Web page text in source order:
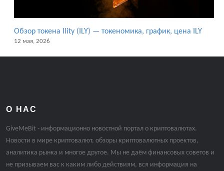
Обзор токена Ility (ILY) — токеномика, график, цена ILY
12 мая, 2026
О НАС
GiveMeBit - информационно новостной портал о криптовалютах.
Новости в мире криптовалют, обзоры криптовалютных проектов,
аналитика рынка и многое другое. Мы не даём финансовых советов и
не призываем вас к каким либо действиям, вся информация на